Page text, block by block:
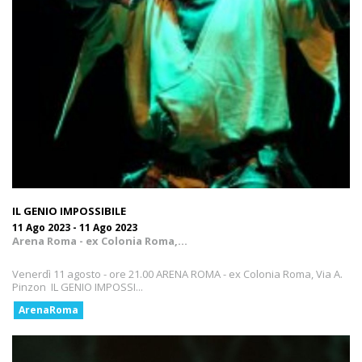
IL GENIO IMPOSSIBILE
11 Ago 2023 - 11 Ago 2023
Arena Roma - ex Colonia Roma,...
Venerdì 11 agosto - ore 21.00 ARENA ROMA - ex Colonia Roma, Via A.
Pinzon IL GENIO IMPOSSI...
ArenaRoma